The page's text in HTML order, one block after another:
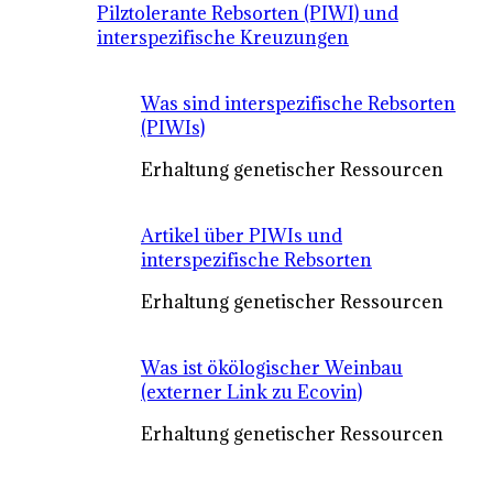
Pilztolerante Rebsorten (PIWI) und
interspezifische Kreuzungen
Was sind interspezifische Rebsorten
(PIWIs)
Erhaltung genetischer Ressourcen
Artikel über PIWIs und
interspezifische Rebsorten
Erhaltung genetischer Ressourcen
Was ist ökölogischer Weinbau
(externer Link zu Ecovin)
Erhaltung genetischer Ressourcen